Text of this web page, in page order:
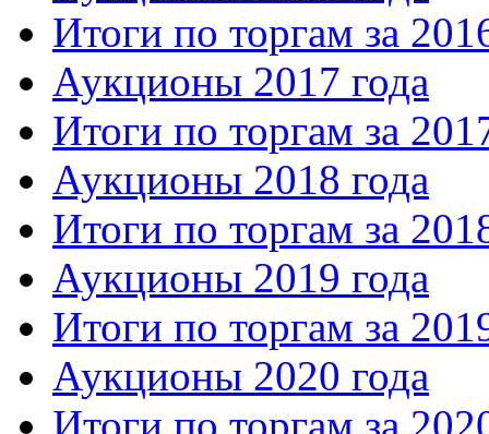
Итоги по торгам за
Аукционы 2017 года
Итоги по торгам за
Аукционы 2018 года
Итоги по торгам за
Аукционы 2019 года
Итоги по торгам за
Аукционы 2020 года
Итоги по торгам за